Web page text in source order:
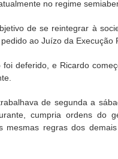
no regime
de se reintegrar à
ao Juízo da Execução
foi deferido, e Ricardo
de segunda a
cumpria ordens do
mesmas regras dos